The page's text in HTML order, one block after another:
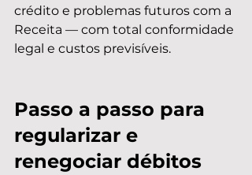
crédito e problemas futuros com a
Receita — com total conformidade
legal e custos previsíveis.
Passo a passo para
regularizar e
renegociar débitos